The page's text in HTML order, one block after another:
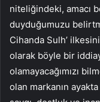
niteliğindeki, amacı
duyduğumuzu
Cihanda Sulh’
olarak böyle bir
olamayacağımızı
olan markanın